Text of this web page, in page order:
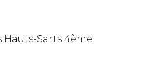
Sarts 4ème